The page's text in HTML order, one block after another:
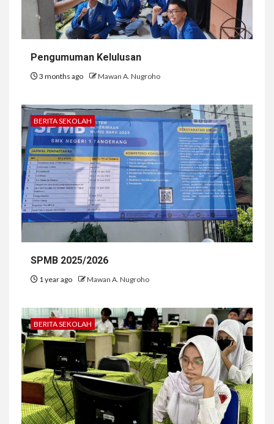
Pengumuman Kelulusan
3 months ago Mawan A. Nugroho
BERITA SEKOLAH
SPMB 2025/2026
1 year ago Mawan A. Nugroho
BERITA SEKOLAH